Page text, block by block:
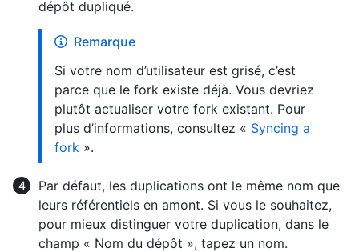
dépôt dupliqué.
Remarque
Si votre nom d’utilisateur est grisé, c’est
parce que le fork existe déjà. Vous devriez
plutôt actualiser votre fork existant. Pour
plus d’informations, consultez « Syncing a
fork ».
Par défaut, les duplications ont le même nom que
leurs référentiels en amont. Si vous le souhaitez,
pour mieux distinguer votre duplication, dans le
champ « Nom du dépôt », tapez un nom.